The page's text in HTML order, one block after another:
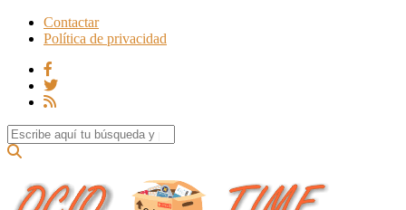
Contactar
Política de privacidad
Search for: